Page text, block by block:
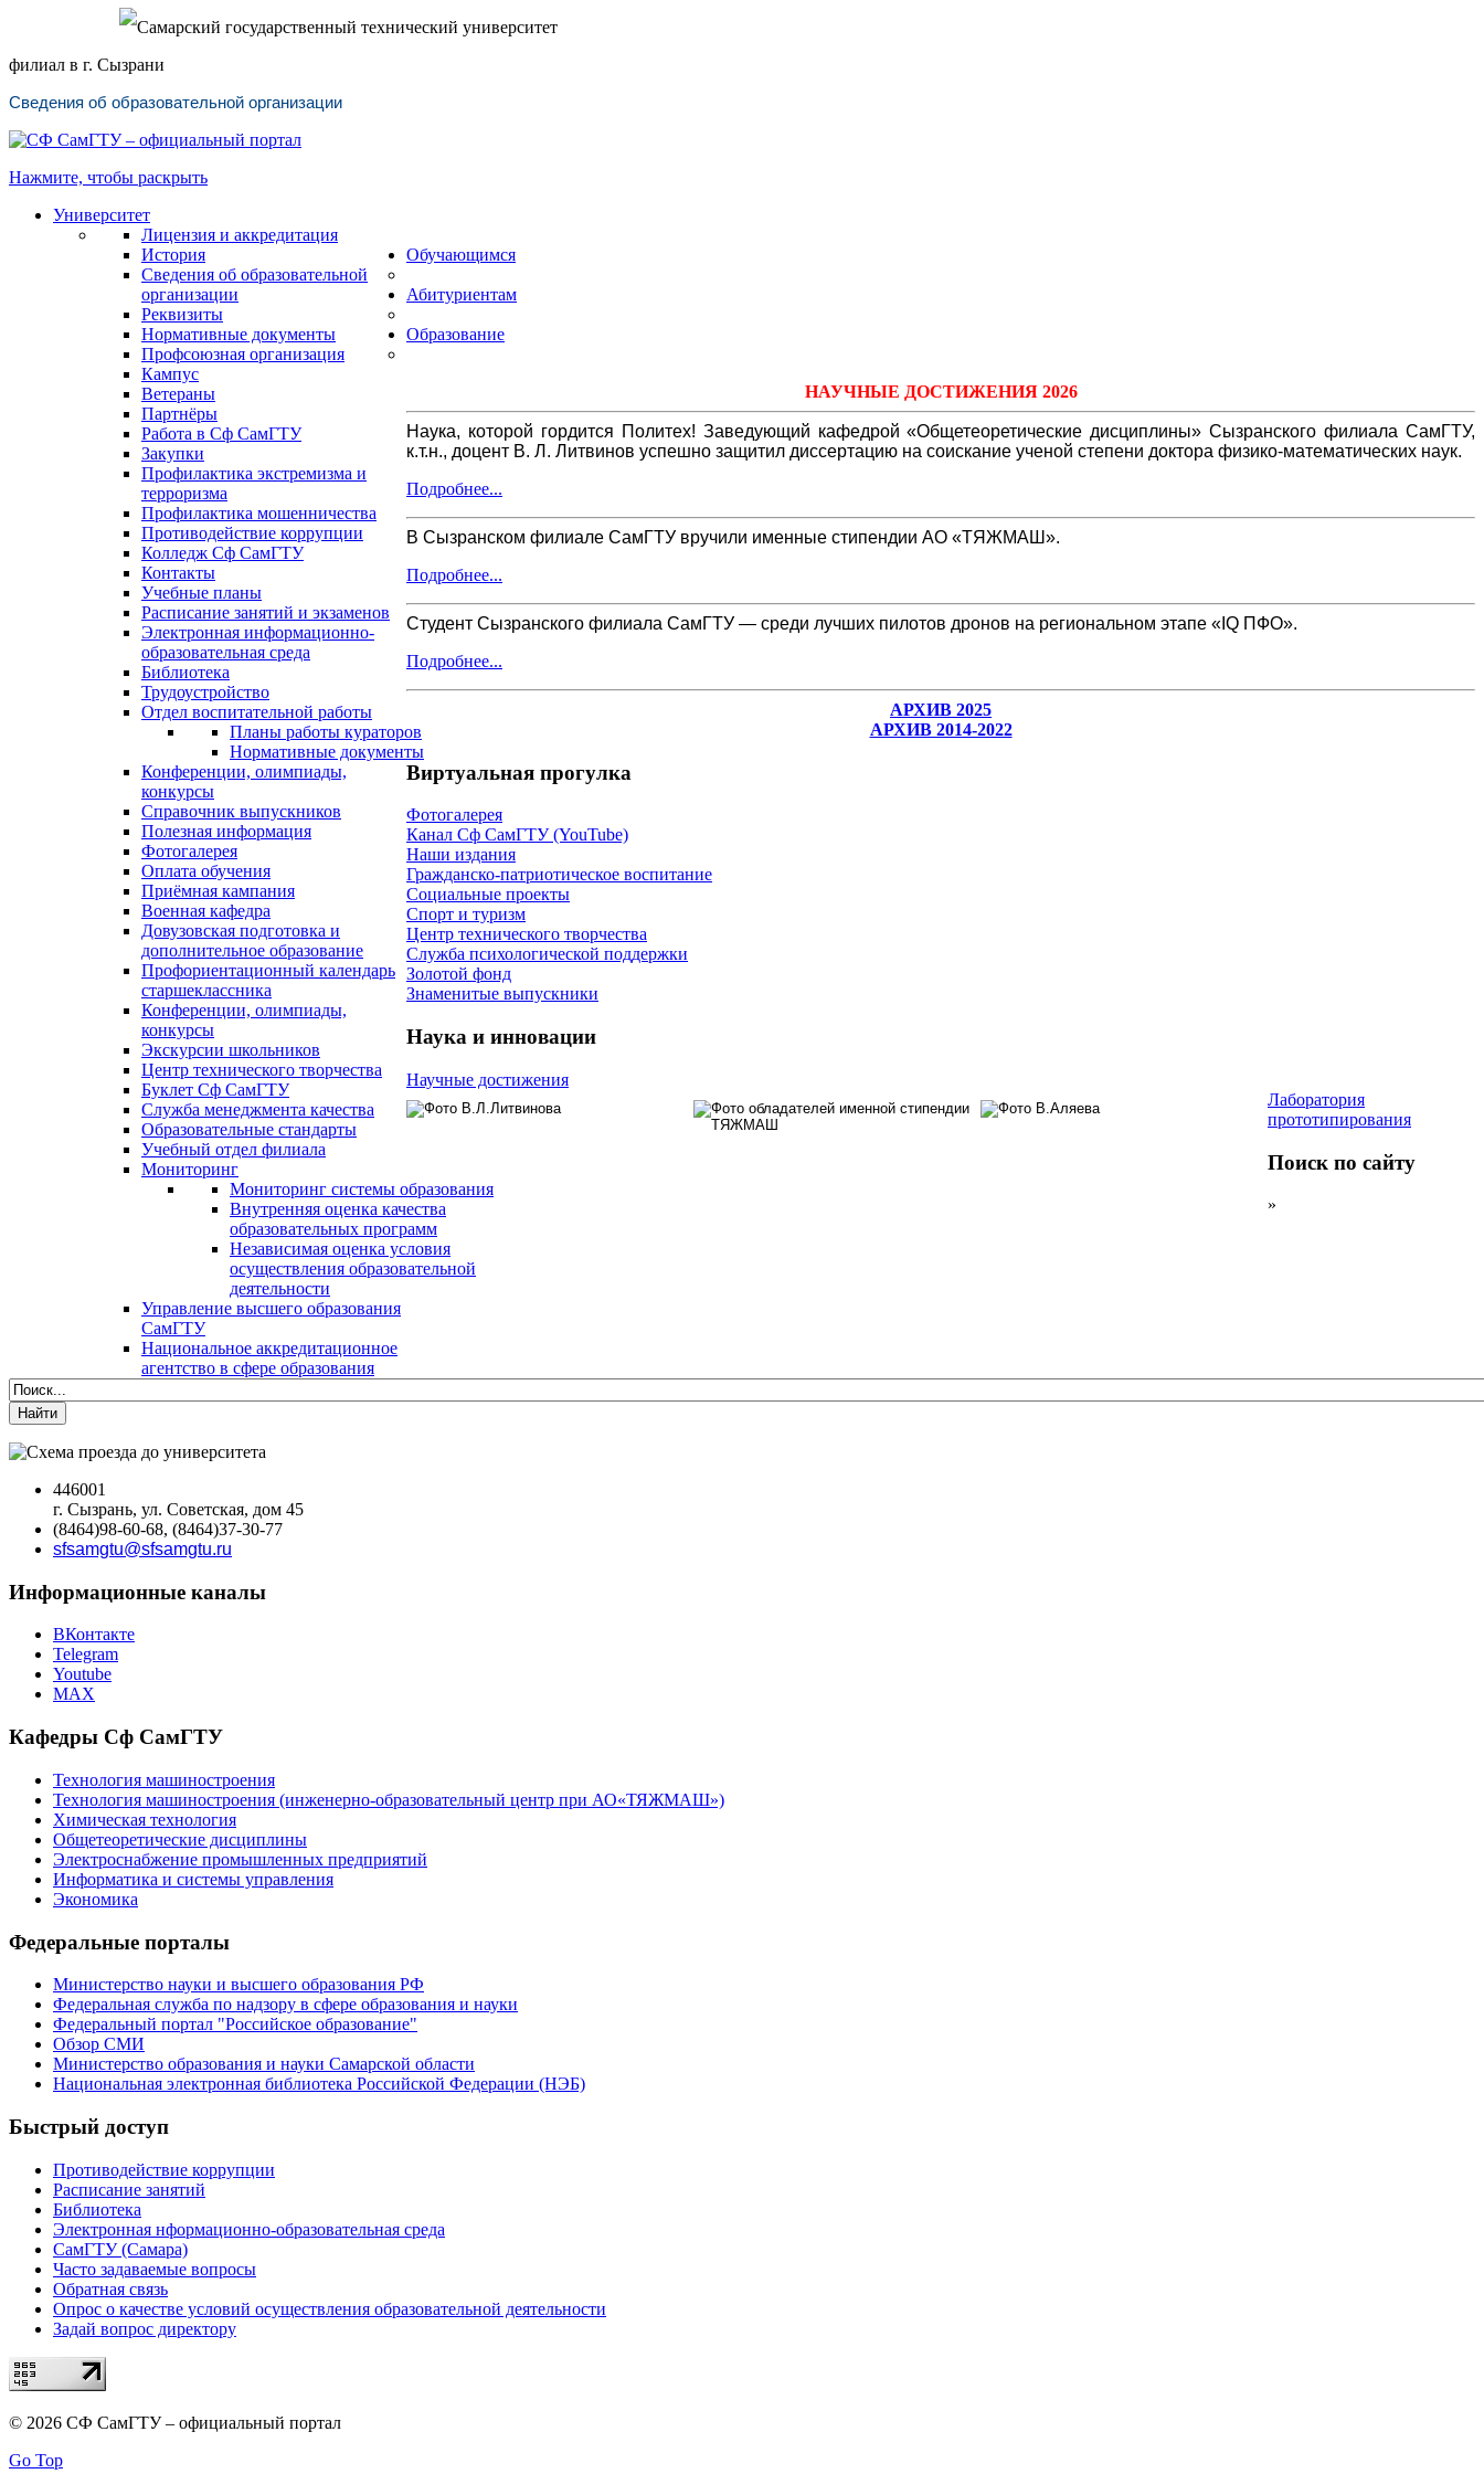
Самарский государственный технический университет
филиал в г. Сызрани
Сведения об образовательной организации
Нажмите, чтобы раскрыть
Университет
Лицензия и аккредитация
История
Сведения об образовательной
организации
Реквизиты
Нормативные документы
Профсоюзная организация
Кампус
Ветераны
Партнёры
Работа в Сф СамГТУ
Закупки
Профилактика экстремизма и
терроризма
Профилактика мошенничества
Противодействие коррупции
Колледж Сф СамГТУ
Контакты
Обучающимся
Учебные планы
Расписание занятий и экзаменов
Электронная информационно-
образовательная среда
Библиотека
Трудоустройство
Отдел воспитательной работы
Планы работы кураторов
Нормативные документы
Конференции, олимпиады,
конкурсы
Справочник выпускников
Полезная информация
Фотогалерея
Оплата обучения
Абитуриентам
Приёмная кампания
Военная кафедра
Довузовская подготовка и
дополнительное образование
Профориентационный календарь
старшеклассника
Конференции, олимпиады,
конкурсы
Экскурсии школьников
Центр технического творчества
Буклет Сф СамГТУ
Образование
Служба менеджмента качества
Образовательные стандарты
Учебный отдел филиала
Мониторинг
Мониторинг системы образования
Внутренняя оценка качества
образовательных программ
Независимая оценка условия
осуществления образовательной
деятельности
Управление высшего образования
СамГТУ
Национальное аккредитационное
агентство в сфере образования
НАУЧНЫЕ ДОСТИЖЕНИЯ 2026
Наука, которой гордится Политех! Заведующий кафедрой «Общетеоретические дисциплины» Сызранского филиала СамГТУ,
к.т.н., доцент В. Л. Литвинов успешно защитил диссертацию на соискание ученой степени доктора физико-математических наук.
Подробнее...
В Сызранском филиале СамГТУ вручили именные стипендии АО «ТЯЖМАШ».
Подробнее...
Студент Сызранского филиала СамГТУ — среди лучших пилотов дронов на региональном этапе «IQ ПФО».
Подробнее...
АРХИВ 2025
АРХИВ 2014-2022
Виртуальная прогулка
Фотогалерея
Канал Сф СамГТУ (YouTube)
Наши издания
Гражданско-патриотическое воспитание
Социальные проекты
Спорт и туризм
Центр технического творчества
Служба психологической поддержки
Золотой фонд
Знаменитые выпускники
Наука и инновации
Научные достижения
Лаборатория
прототипирования
Поиск по сайту
»
Найти
446001
г. Сызрань, ул. Советская, дом 45
(8464)98-60-68, (8464)37-30-77
sfsamgtu@sfsamgtu.ru
Информационные каналы
ВКонтакте
Telegram
Youtube
MAX
Кафедры Сф СамГТУ
Технология машиностроения
Технология машиностроения (инженерно-образовательный центр при АО«ТЯЖМАШ»)
Химическая технология
Общетеоретические дисциплины
Электроснабжение промышленных предприятий
Информатика и системы управления
Экономика
Федеральные порталы
Министерство науки и высшего образования РФ
Федеральная служба по надзору в сфере образования и науки
Федеральный портал "Российское образование"
Обзор СМИ
Министерство образования и науки Самарской области
Национальная электронная библиотека Российской Федерации (НЭБ)
Быстрый доступ
Противодействие коррупции
Расписание занятий
Библиотека
Электронная нформационно-образовательная среда
СамГТУ (Самара)
Часто задаваемые вопросы
Обратная связь
Опрос о качестве условий осуществления образовательной деятельности
Задай вопрос директору
© 2026 СФ СамГТУ – официальный портал
Go Top